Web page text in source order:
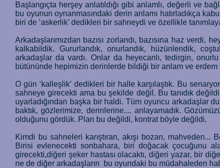
Başlangıçta herşey anlatıldığı gibi anlamlı, değerli ve
bu oyunun oynanmasındaki derin anlamı hatırladıkça
biri de ‘askerlik’ dedikleri bir sahneydi ve özellikle
Arkadaşlarımızdan bazısı zorlandı, bazısına haz verdi,
kalkabildik. Gururlandık, onurlandık, hüzünlendik,
arkadaşlar da vardı. Onlar da heyecanlı, tedirgin,
bütününde hepimizin derinlerde bildiği bir anlam ve
O gün ‘kalleşlik’ dedikleri bir halle karşılaştık. Bu
sahneye girecekti ama bu şekilde değil. Bu tanıdık
uyarladığından başka bir haldi. Tüm oyuncu arkadaşlar
baktık, gözlerimize, derinlerine.... anlayamadık.
olduğunu gördük. Plan bu değildi, kontrat böyle değildi.
Kimdi bu sahneleri karıştıran, akışı bozan,
Birisi evlenecekti sonbahara, biri doğacak çocuğunu
girecekti,diğeri şeker hastası olacaktı, diğeri yazar, bir
ne de diğer arkadaşların bu oyundaki bu müdahaleden